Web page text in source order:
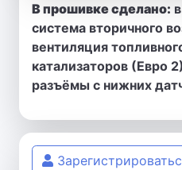
В прошивке сделано:
система вторичного
вентиляция
катализаторов (Евро
разъёмы с нижних